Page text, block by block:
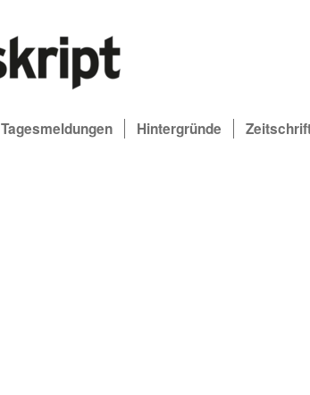
Tagesmeldungen Hintergründe